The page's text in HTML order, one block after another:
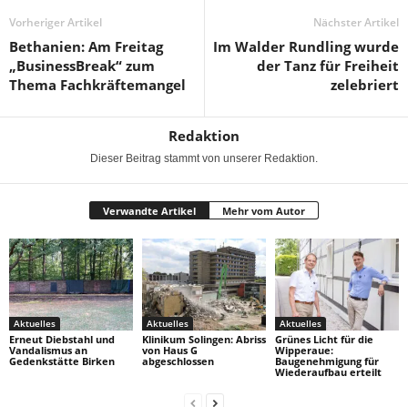
Vorheriger Artikel
Bethanien: Am Freitag
„BusinessBreak“ zum
Thema Fachkräftemangel
Nächster Artikel
Im Walder Rundling wurde
der Tanz für Freiheit
zelebriert
Redaktion
Dieser Beitrag stammt von unserer Redaktion.
Verwandte Artikel Mehr vom Autor
Aktuelles
Erneut Diebstahl und
Vandalismus an
Gedenkstätte Birken
Aktuelles
Klinikum Solingen: Abriss
von Haus G
abgeschlossen
Aktuelles
Grünes Licht für die
Wipperaue:
Baugenehmigung für
Wiederaufbau erteilt